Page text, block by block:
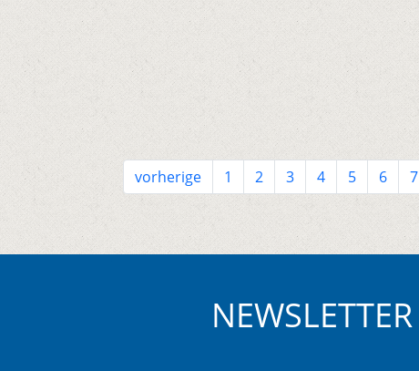
vorherige 1 2 3 4 5 6 7
NEWSLETTER